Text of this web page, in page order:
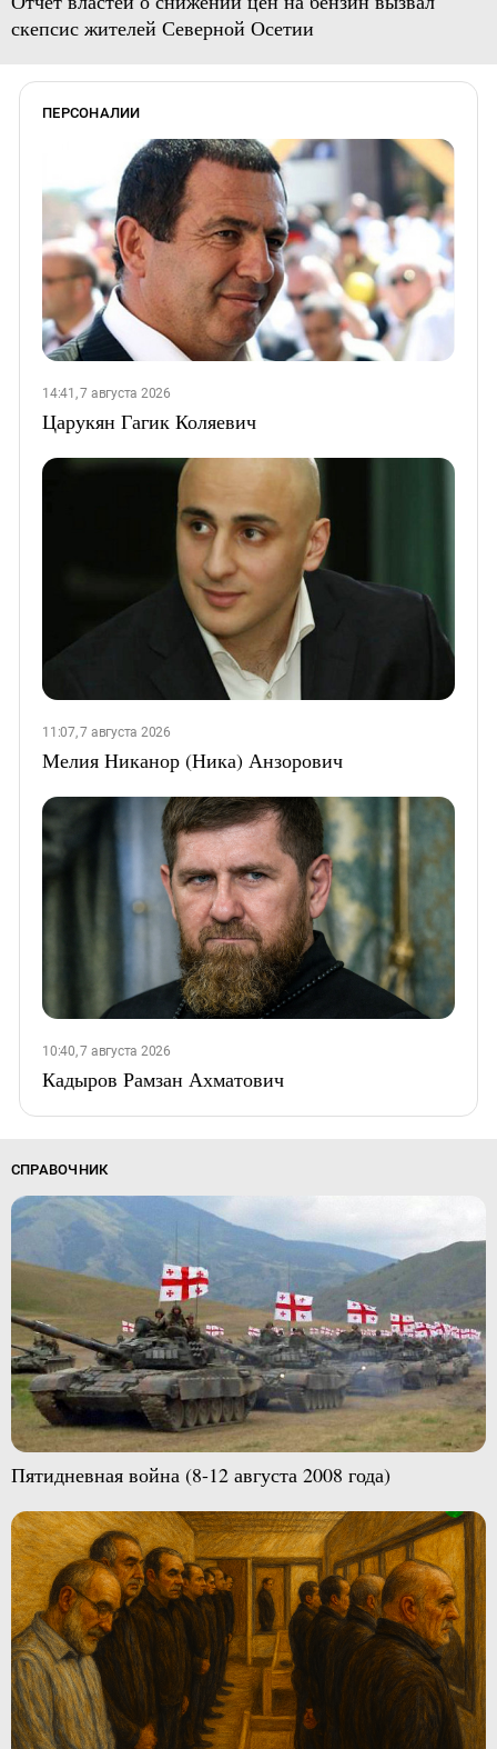
скепсис жителей Северной Осетии
ПЕРСОНАЛИИ
14:41, 7 августа 2026
Царукян Гагик Коляевич
11:07, 7 августа 2026
Мелия Никанор (Ника) Анзорович
10:40, 7 августа 2026
Кадыров Рамзан Ахматович
СПРАВОЧНИК
Пятидневная война (8-12 августа 2008 года)